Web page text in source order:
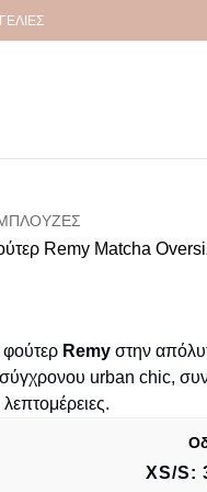
ΜΠΛΟΎΖΕΣ
Remy Matcha
φούτερ Remy στην
urban chic,
XS/S: